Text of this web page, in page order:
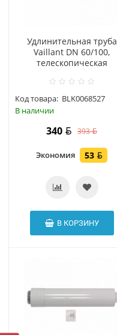
Удлинительная труба
Vaillant DN 60/100,
телескопическая
Код товара: BLK0068527
В наличии
340 393
Экономия 53
В КОРЗИНУ